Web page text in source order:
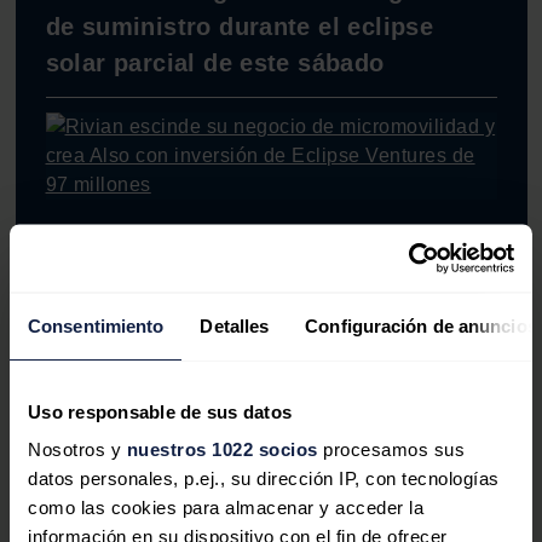
Consentimiento Detalles Configuración de anuncios
Uso responsable de sus datos
Nosotros y nuestros 1022 socios procesamos sus
datos personales, p.ej., su dirección IP, con tecnologías
como las cookies para almacenar y acceder la
información en su dispositivo con el fin de ofrecer
de suministro durante el eclipse
solar parcial de este sábado
inversión de Eclipse Ventures de 97
millones